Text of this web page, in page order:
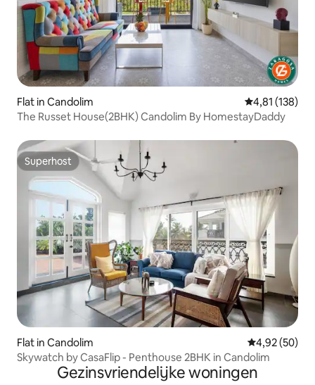
Flat in Candolim Gemiddelde
4,81 (138)
The Russet House(2BHK) Candolim By HomestayDaddy
Superhost
Superhost
Flat in Candolim Gemiddelde
4,92 (50)
Skywatch by CasaFlip - Penthouse 2BHK in Candolim
Gezinsvriendelijke woningen